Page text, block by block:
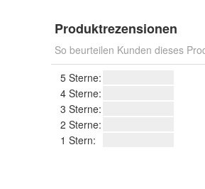
Produktrezensionen
So beurteilen Kunden dieses
5 Sterne:
4 Sterne:
3 Sterne:
2 Sterne:
1 Stern: